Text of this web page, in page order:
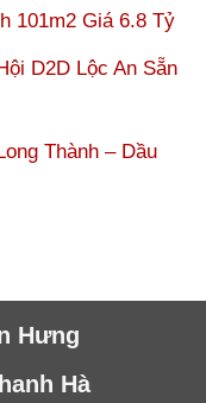
101m2 Giá 6.8 Tỷ
D2D Lộc An Sẵn
Thành – Dầu
Hưng
Hà